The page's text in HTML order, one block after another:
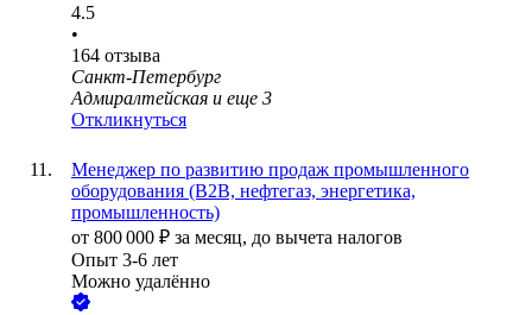
4.5
•
164 отзыва
Санкт-Петербург
Адмиралтейская и еще 3
Откликнуться
Менеджер по развитию продаж промышленного
оборудования (B2B, нефтегаз, энергетика,
промышленность)
от 800 000 ₽ за месяц, до вычета налогов
Опыт 3-6 лет
Можно удалённо